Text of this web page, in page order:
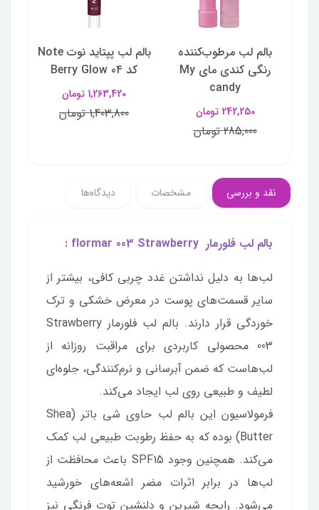
بالم لب مرطوب‌کننده
رنگی کندی مای My
candy
242,250 تومان
285,000 تومان
بالم لب پپتاید نوت Note
کد 04 Berry Glow
1,263,420 تومان
1,403,800 تومان
نقد و بررسی مشخصات دیدگاه‌ها
بالم لب فلورمار flormar 003 Strawberry :
لب‌ها به دلیل نداشتن غدد چربی کافی، بیشتر از
سایر قسمت‌های پوست در معرض خشکی و ترک
خوردگی قرار دارند. بالم لب فلورمار Strawberry
003 محصولی کاربردی برای مراقبت روزانه از
لب‌هاست که ضمن آبرسانی و نرم‌کنندگی، جلوه‌ای
لطیف و طبیعی روی لب ایجاد می‌کند.
فرمولاسیون این بالم لب حاوی شی باتر (Shea
Butter) بوده که به حفظ رطوبت طبیعی لب کمک
می‌کند. همچنین وجود SPF15 باعث محافظت از
لب‌ها در برابر اثرات مضر اشعه‌های خورشید
می‌شود. رایحه شیرین و دلنشین توت فرنگی نیز